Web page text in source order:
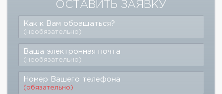
ОСТАВИТЬ ЗАЯВКУ
Как к Вам обращаться?
(необязательно)
Ваша электронная почта
(необязательно)
Номер Вашего телефона
(обязательно)